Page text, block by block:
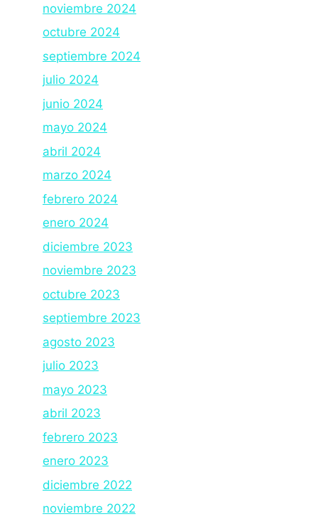
noviembre 2024
octubre 2024
septiembre 2024
julio 2024
junio 2024
mayo 2024
abril 2024
marzo 2024
febrero 2024
enero 2024
diciembre 2023
noviembre 2023
octubre 2023
septiembre 2023
agosto 2023
julio 2023
mayo 2023
abril 2023
febrero 2023
enero 2023
diciembre 2022
noviembre 2022